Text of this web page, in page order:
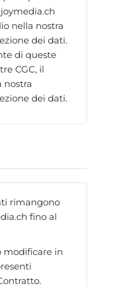
nella nostra
dei dati.
di queste
CGC, il
nostra
dei dati.
rimangono
fino al
modificare in